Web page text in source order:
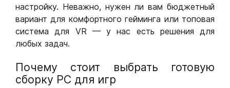
настройку. Неважно, нужен ли вам бюджетный
вариант для комфортного гейминга или топовая
система для VR — у нас есть решения для
любых задач.
Почему стоит выбрать готовую
сборку РС для игр